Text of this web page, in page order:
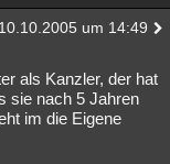
10.10.2005 um 14:49
als Kanzler, der hat
sie nach 5 Jahren
im die Eigene